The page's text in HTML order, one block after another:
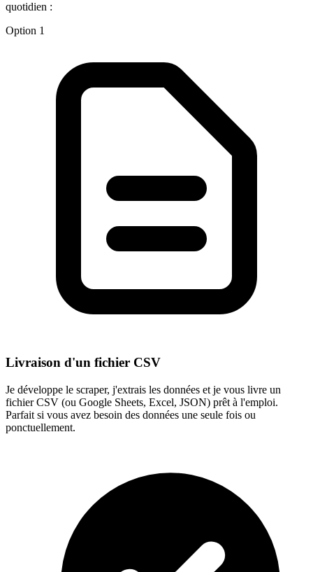
quotidien :
Option 1
Livraison d'un fichier CSV
Je développe le scraper, j'extrais les données et je vous livre un
fichier CSV (ou Google Sheets, Excel, JSON) prêt à l'emploi.
Parfait si vous avez besoin des données une seule fois ou
ponctuellement.